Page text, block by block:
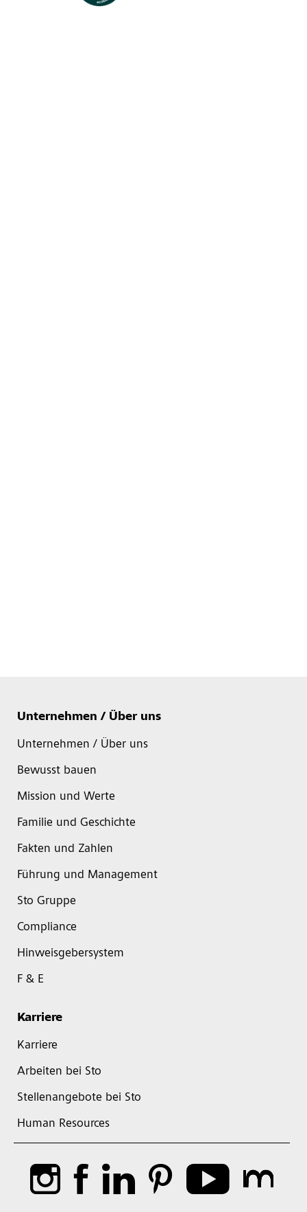
Unternehmen / Über uns
Unternehmen / Über uns
Bewusst bauen
Mission und Werte
Familie und Geschichte
Fakten und Zahlen
Führung und Management
Sto Gruppe
Compliance
Hinweisgebersystem
F & E
Karriere
Karriere
Arbeiten bei Sto
Stellenangebote bei Sto
Human Resources